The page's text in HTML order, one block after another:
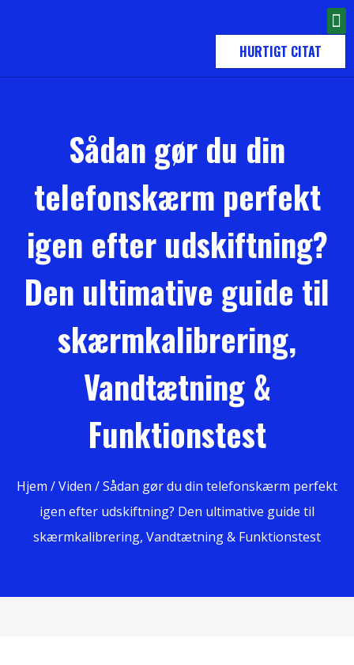
HURTIGT CITAT
Sådan gør du din
telefonskærm perfekt
igen efter udskiftning?
Den ultimative guide til
skærmkalibrering,
Vandtætning &
Funktionstest
Hjem /Viden / Sådan gør du din telefonskærm perfekt
igen efter udskiftning? Den ultimative guide til
skærmkalibrering, Vandtætning & Funktionstest